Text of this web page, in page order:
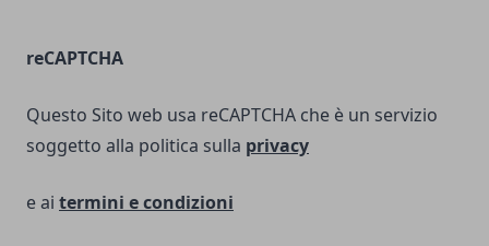
reCAPTCHA
Questo Sito web usa reCAPTCHA che è un servizio
soggetto alla politica sulla privacy
e ai termini econdizioni